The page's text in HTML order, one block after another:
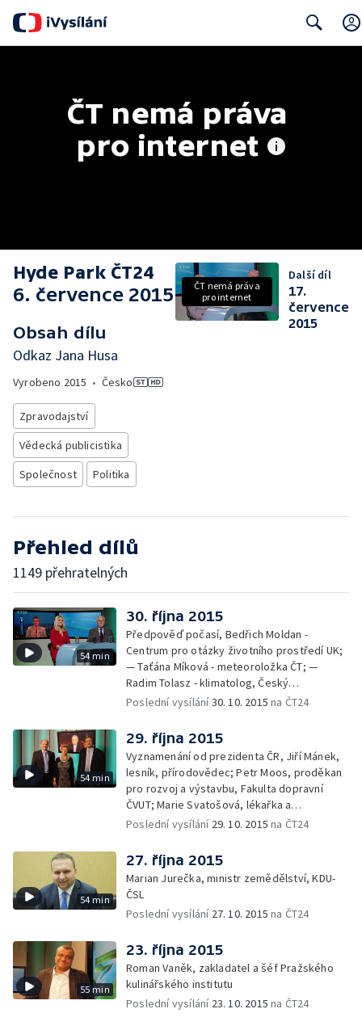
ČT nemá práva
pro internet
Hyde Park ČT24
6. července 2015
Obsah dílu
Odkaz Jana Husa
Vyrobeno 2015 • Česko
Zpravodajství
Vědecká publicistika
Společnost
Politika
ČT nemá práva
pro internet
Další díl
17.
července
2015
Přehled dílů
1149 přehratelných
54 min
30. října 2015
Předpověď počasí, Bedřich Moldan -
Centrum pro otázky životního prostředí UK;
— Taťána Míková - meteoroložka ČT; —
Radim Tolasz - klimatolog, Český
hydrometeorologický ústav
Poslední vysílání30. 10. 2015 na ČT24
54 min
29. října 2015
Vyznamenání od prezidenta ČR, Jiří Mánek,
lesník, přírodovědec; Petr Moos, proděkan
pro rozvoj a výstavbu, Fakulta dopravní
ČVUT; Marie Svatošová, lékařka a
zakladatelka Českého hospicového hnutí;
Poslední vysílání 29. 10. 2015 na ČT24
54 min
27. října 2015
Marian Jurečka, ministr zemědělství, KDU-
ČSL
Poslední vysílání 27. 10. 2015 na ČT24
55 min
23. října 2015
Roman Vaněk, zakladatel a šéf Pražského
kulinářského institutu
Poslední vysílání 23. 10. 2015 na ČT24